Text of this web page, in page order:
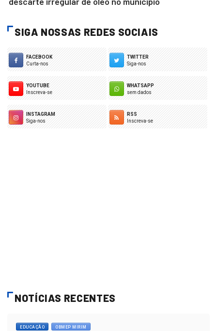
SIGA NOSSAS REDES SOCIAIS
FACEBOOK
Curta-nos
TWITTER
Siga-nos
YOUTUBE
Inscreva-se
WHATSAPP
sem dados
INSTAGRAM
Siga-nos
RSS
Inscreva-se
NOTÍCIAS RECENTES
EDUCAÇÃO OBMEP MIRIM